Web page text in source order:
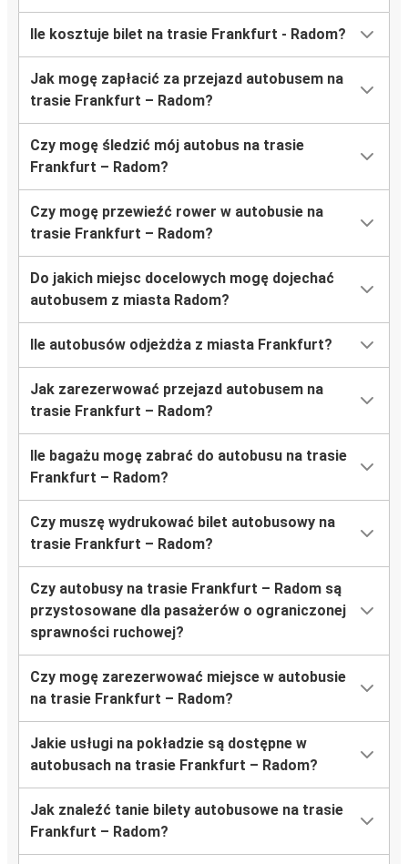
Ile kosztuje bilet na trasie Frankfurt - Radom?
Jak mogę zapłacić za przejazd autobusem na
trasie Frankfurt – Radom?
Czy mogę śledzić mój autobus na trasie
Frankfurt – Radom?
Czy mogę przewieźć rower w autobusie na
trasie Frankfurt – Radom?
Do jakich miejsc docelowych mogę dojechać
autobusem z miasta Radom?
Ile autobusów odjeżdża z miasta Frankfurt?
Jak zarezerwować przejazd autobusem na
trasie Frankfurt – Radom?
Ile bagażu mogę zabrać do autobusu na trasie
Frankfurt – Radom?
Czy muszę wydrukować bilet autobusowy na
trasie Frankfurt – Radom?
Czy autobusy na trasie Frankfurt – Radom są
przystosowane dla pasażerów o ograniczonej
sprawności ruchowej?
Czy mogę zarezerwować miejsce w autobusie
na trasie Frankfurt – Radom?
Jakie usługi na pokładzie są dostępne w
autobusach na trasie Frankfurt – Radom?
Jak znaleźć tanie bilety autobusowe na trasie
Frankfurt – Radom?